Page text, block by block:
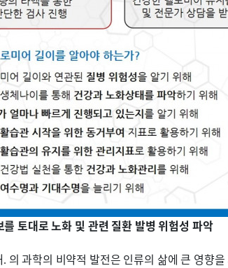
토대로 노화 및 관련 질환 발병 위험성 파악
. 의 과학의 비약적 발전은 인류의 삶에 큰 영향